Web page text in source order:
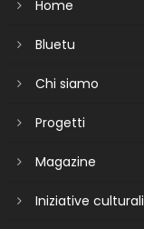
Home
Bluetu
Chi siamo
Progetti
Magazine
Iniziative culturali